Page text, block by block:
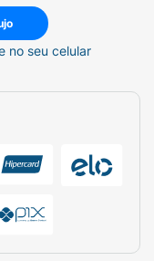
no seu celular